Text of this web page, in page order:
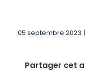
05 septembre 2023 |
Partager cet